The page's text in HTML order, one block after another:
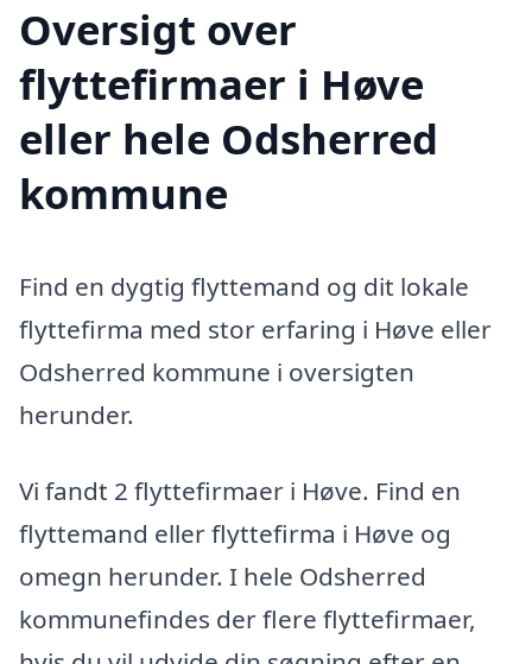
Oversigt over
flyttefirmaer i Høve
eller hele Odsherred
kommune
Find en dygtig flyttemand og dit lokale
flyttefirma med stor erfaring i Høve eller
Odsherred kommune i oversigten
herunder.
Vi fandt 2 flyttefirmaer i Høve. Find en
flyttemand eller flyttefirma i Høve og
omegn herunder. I hele Odsherred
kommunefindes der flere flyttefirmaer,